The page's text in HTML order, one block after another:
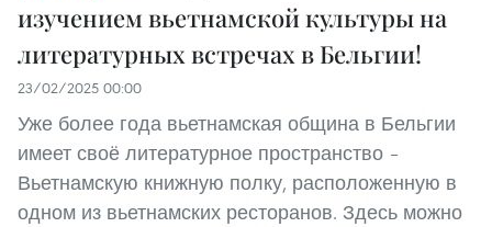
изучением вьетнамской культуры на
литературных встречах в Бельгии!
23/02/2025 00:00
Уже более года вьетнамская община в Бельгии
имеет своё литературное пространство –
Вьетнамскую книжную полку, расположенную в
одном из вьетнамских ресторанов. Здесь можно